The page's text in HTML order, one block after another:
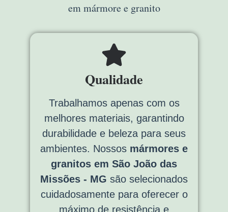
em mármore e granito
Qualidade
Trabalhamos apenas com os
melhores materiais, garantindo
durabilidade e beleza para seus
ambientes. Nossos mármores e
granitos em São João das
Missões - MG são selecionados
cuidadosamente para oferecer o
máximo de resistência e